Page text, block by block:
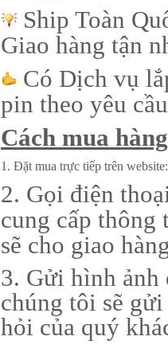
Ship Toàn
Giao hàng tận
Có Dịch vụ
pin theo yêu
Cách mua
1. Đặt mua trực tiếp trên website:
2. Gọi điện
cung cấp thông
sẽ cho giao
3. Gửi hình
chúng tôi sẽ
hỏi của quý